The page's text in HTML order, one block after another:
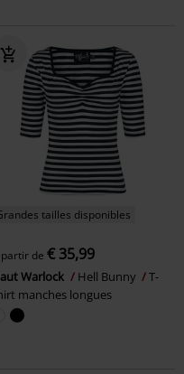
tailles disponibles
de € 35,99
Warlock Hell Bunny
T-
manches longues